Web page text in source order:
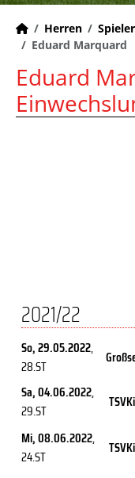
Herren
Eduard Marquard
Eduard
2021/22
So, 29.05.2022,
28.ST
Sa, 04.06.2022,
29.ST
Mi, 08.06.2022,
24.ST